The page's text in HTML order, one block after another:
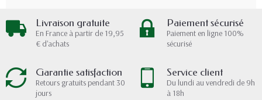
Livraison gratuite
En France à partir de 19,95
€ d'achats
Paiement sécurisé
Paiement en ligne 100%
sécurisé
Garantie satisfaction
Retours gratuits pendant 30
jours
Service client
Du lundi au vendredi de 9h
à 18h